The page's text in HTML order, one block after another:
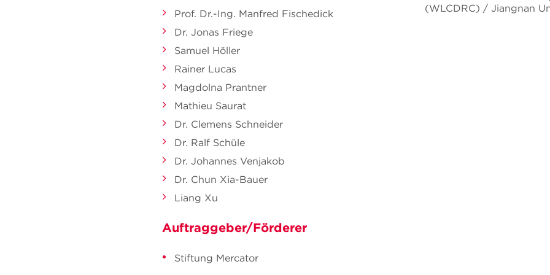
Prof. Dr.-Ing. Manfred Fischedick
Dr. Jonas Friege
Samuel Höller
Rainer Lucas
Magdolna Prantner
Mathieu Saurat
Dr. Clemens Schneider
Dr. Ralf Schüle
Dr. Johannes Venjakob
Dr. Chun Xia-Bauer
Liang Xu
Auftraggeber/Förderer
Stiftung Mercator
(WLCDRC) / Jiangnan